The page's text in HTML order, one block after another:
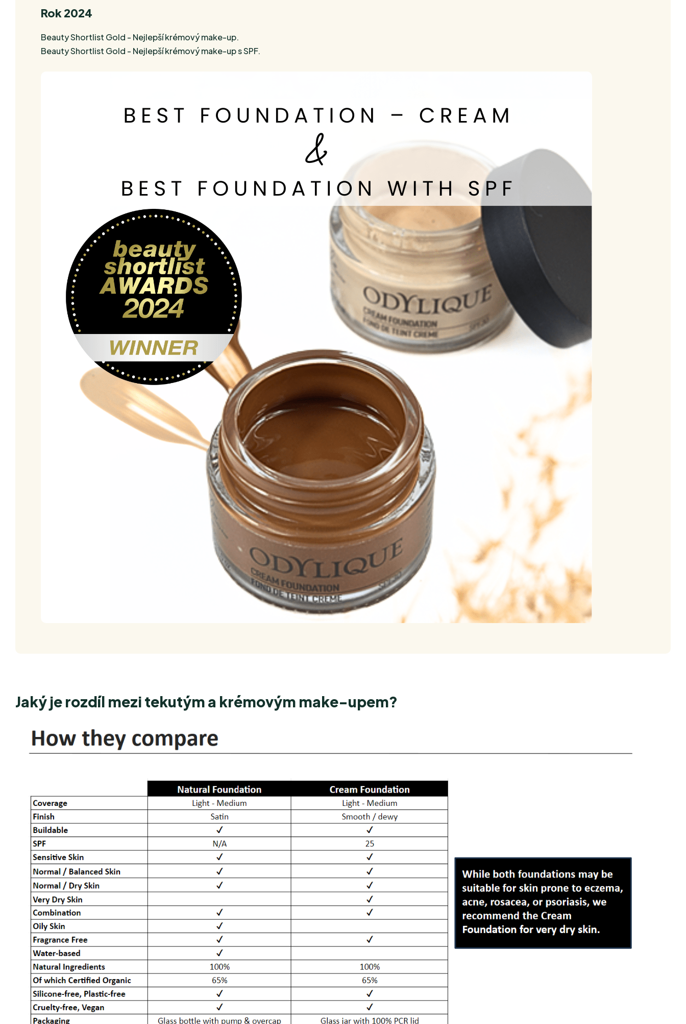
Rok 2024
Beauty Shortlist Gold - Nejlepší krémový make-up.
Beauty Shortlist Gold - Nejlepší krémový make-up s SPF.
Jaký je rozdíl mezi tekutým a krémovým make-upem?